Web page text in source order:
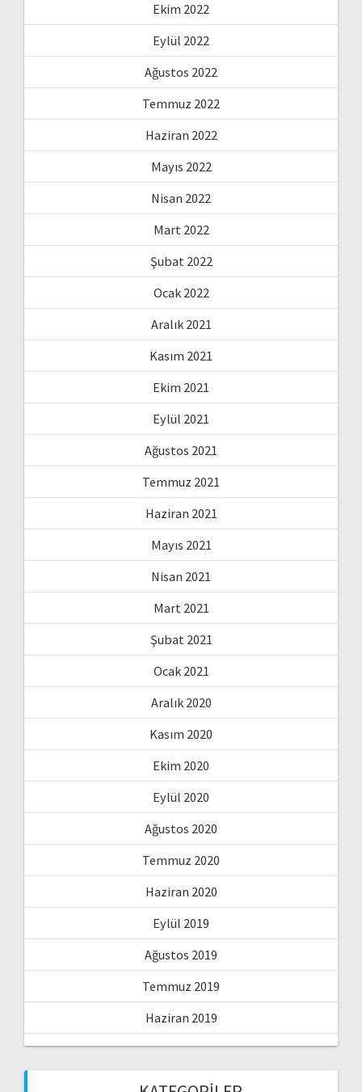
Ekim 2022
Eylül 2022
Ağustos 2022
Temmuz 2022
Haziran 2022
Mayıs 2022
Nisan 2022
Mart 2022
Şubat 2022
Ocak 2022
Aralık 2021
Kasım 2021
Ekim 2021
Eylül 2021
Ağustos 2021
Temmuz 2021
Haziran 2021
Mayıs 2021
Nisan 2021
Mart 2021
Şubat 2021
Ocak 2021
Aralık 2020
Kasım 2020
Ekim 2020
Eylül 2020
Ağustos 2020
Temmuz 2020
Haziran 2020
Eylül 2019
Ağustos 2019
Temmuz 2019
Haziran 2019